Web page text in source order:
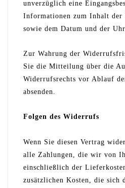
unverzüglich eine
Informationen zum Inhalt der
sowie dem Datum und der
Zur Wahrung der
Sie die Mitteilung über die
Widerrufsrechts vor Ablauf
absenden.
Folgen des Widerrufs
Wenn Sie diesen Vertrag
alle Zahlungen, die wir von
einschließlich der
zusätzlichen Kosten, die sich